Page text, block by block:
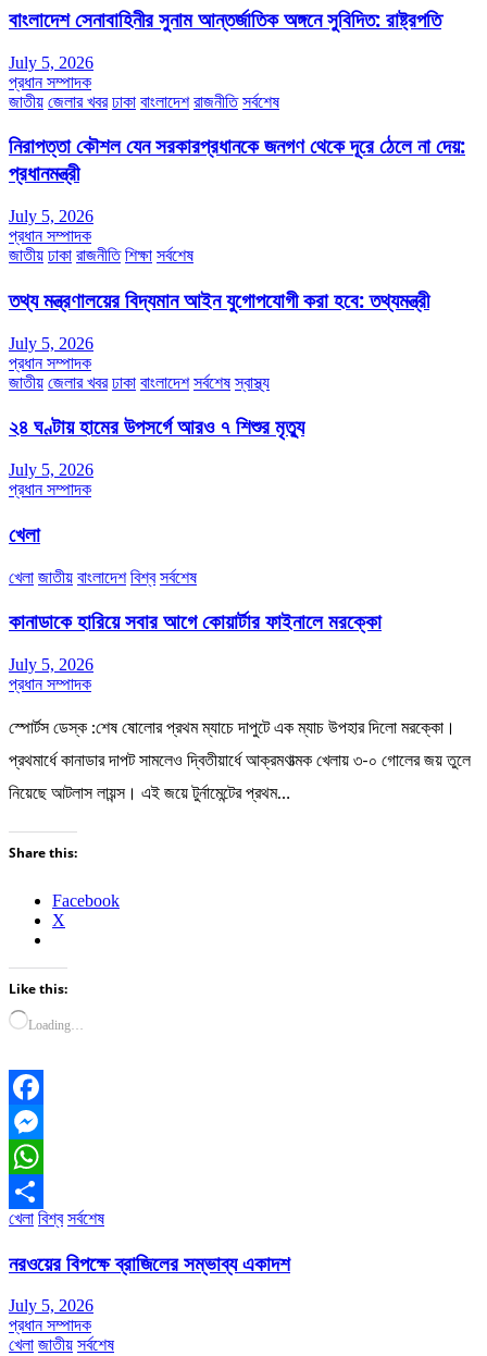
বাংলাদেশ সেনাবাহিনীর সুনাম আন্তর্জাতিক অঙ্গনে সুবিদিত: রাষ্ট্রপতি
July 5, 2026
প্রধান সম্পাদক
জাতীয় জেলার খবর ঢাকা বাংলাদেশ রাজনীতি সর্বশেষ
নিরাপত্তা কৌশল যেন সরকারপ্রধানকে জনগণ থেকে দূরে ঠেলে না দেয়:
প্রধানমন্ত্রী
July 5, 2026
প্রধান সম্পাদক
জাতীয় ঢাকা রাজনীতি শিক্ষা সর্বশেষ
তথ্য মন্ত্রণালয়ের বিদ্যমান আইন যুগোপযোগী করা হবে: তথ্যমন্ত্রী
July 5, 2026
প্রধান সম্পাদক
জাতীয় জেলার খবর ঢাকা বাংলাদেশ সর্বশেষ স্বাস্থ্য
২৪ ঘণ্টায় হামের উপসর্গে আরও ৭ শিশুর মৃত্যু
July 5, 2026
প্রধান সম্পাদক
খেলা
খেলা জাতীয় বাংলাদেশ বিশ্ব সর্বশেষ
কানাডাকে হারিয়ে সবার আগে কোয়ার্টার ফাইনালে মরক্কো
July 5, 2026
প্রধান সম্পাদক
স্পোর্টস ডেস্ক :শেষ ষোলোর প্রথম ম্যাচে দাপুটে এক ম্যাচ উপহার দিলো মরক্কো।
প্রথমার্ধে কানাডার দাপট সামলেও দ্বিতীয়ার্ধে আক্রমণাত্মক খেলায় ৩-০ গোলের জয় তুলে
নিয়েছে আটলাস লায়ন্স। এই জয়ে টুর্নামেন্টের প্রথম…
Share this:
Facebook
X
Like this:
Loading…
Facebook
Messenger
WhatsApp
Share
খেলা বিশ্ব সর্বশেষ
নরওয়ের বিপক্ষে ব্রাজিলের সম্ভাব্য একাদশ
July 5, 2026
প্রধান সম্পাদক
খেলা জাতীয় সর্বশেষ